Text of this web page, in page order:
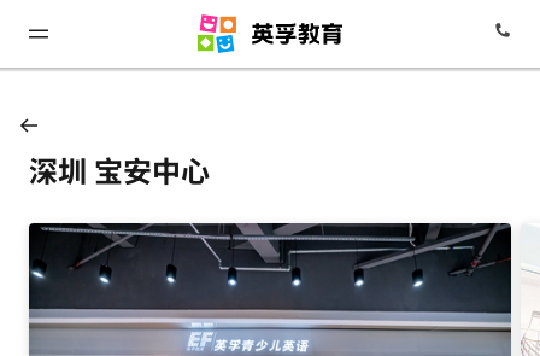
深圳 宝安中心